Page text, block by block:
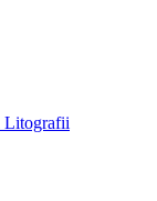
Litografii